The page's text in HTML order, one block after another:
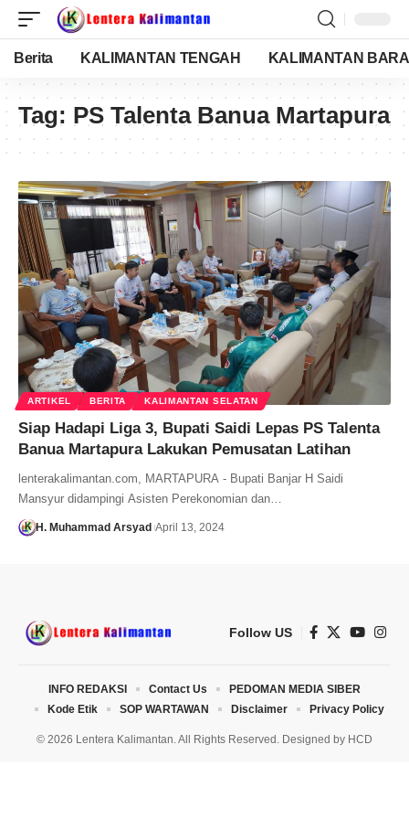
Berita KALIMANTAN TENGAH KALIMANTAN
Tag: PS Talenta Banua Martapura
ARTIKEL BERITA KALIMANTAN SELATAN
Siap Hadapi Liga 3, Bupati Saidi Lepas PS Talenta
Banua Martapura Lakukan Pemusatan Latihan
lenterakalimantan.com, MARTAPURA - Bupati Banjar H Saidi
Mansyur didampingi Asisten Perekonomian dan…
H. Muhammad Arsyad April 13, 2024
Follow US
© 2026 Lentera Kalimantan. All Rights Reserved. Designed by HCD
INFO REDAKSI Contact Us
PEDOMAN MEDIA SIBER
Kode Etik
SOP WARTAWAN Disclaimer Privacy Policy